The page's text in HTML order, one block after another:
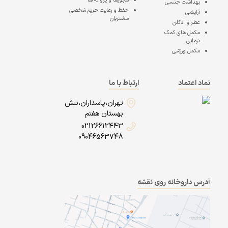
بهداشت جنسی
آرایشی
عطر و ادکلن
مکمل های کمک
درمانی
مکمل ورزشی
حفظ و رعایت حریم شخصی
مشتریان
نماد اعتماد
ارتباط با ما
تهران،پاسداران،نبش
بهستان هفتم
02126612443
09046563748
آدرس داروخانه روی نقشه